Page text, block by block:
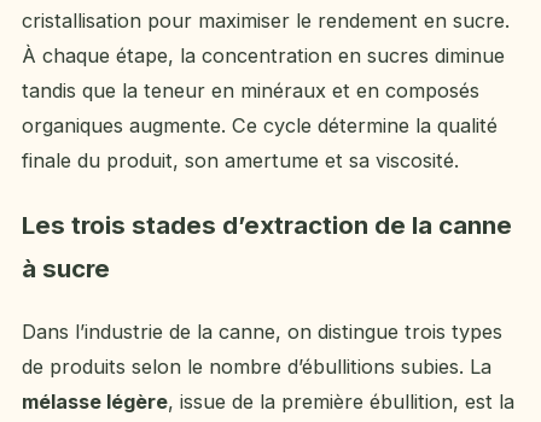
cristallisation pour maximiser le rendement en sucre.
À chaque étape, la concentration en sucres diminue
tandis que la teneur en minéraux et en composés
organiques augmente. Ce cycle détermine la qualité
finale du produit, son amertume et sa viscosité.
Les trois stades d’extraction de la canne
à sucre
Dans l’industrie de la canne, on distingue trois types
de produits selon le nombre d’ébullitions subies. La
mélasse légère, issue de la première ébullition, est la